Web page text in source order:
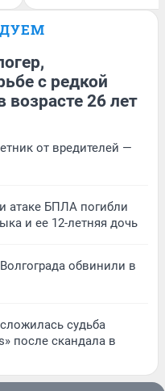
с редкой
26 лет
от вредителей —
атаке БПЛА погибли
и ее 12-летняя дочь
обвинили в
судьба
после скандала в